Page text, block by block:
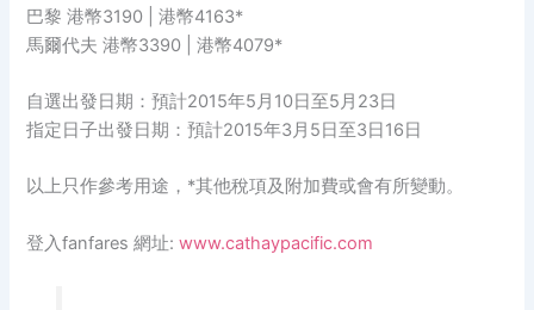
巴黎 港幣3190 | 港幣4163*
馬爾代夫 港幣3390 | 港幣4079*
自選出發日期：預計2015年5月10日至5月23日
指定日子出發日期：預計2015年3月5日至3日16日
以上只作參考用途，*其他稅項及附加費或會有所變動。
登入fanfares 網址:www.cathaypacific.com